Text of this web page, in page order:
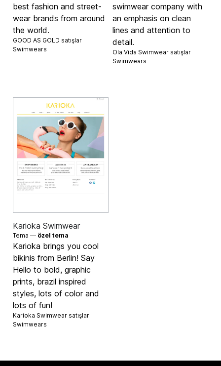
best fashion and street-
wear brands from around
the world.
GOOD AS GOLD satışlar
Swimwears
swimwear company with
an emphasis on clean
lines and attention to
detail.
Ola Vida Swimwear satışlar
Swimwears
Karioka Swimwear
Tema — özel tema
Karioka brings you cool
bikinis from Berlin! Say
Hello to bold, graphic
prints, brazil inspired
styles, lots of color and
lots of fun!
Karioka Swimwear satışlar
Swimwears